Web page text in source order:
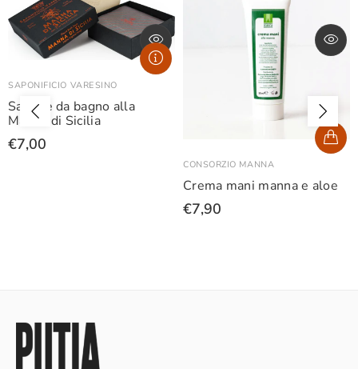
SAPONIFICIO VARESINO
Sapone da bagno alla
Manna di Sicilia
€7,00
CONSORZIO MANNA
Crema mani manna e aloe
€7,90